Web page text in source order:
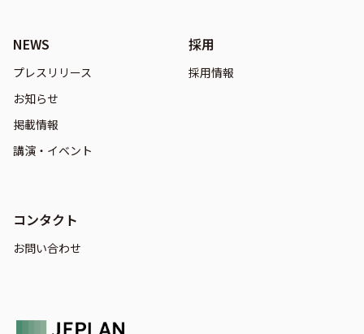
NEWS
プレスリリース
お知らせ
掲載情報
講演・イベント
採用
採用情報
コンタクト
お問い合わせ